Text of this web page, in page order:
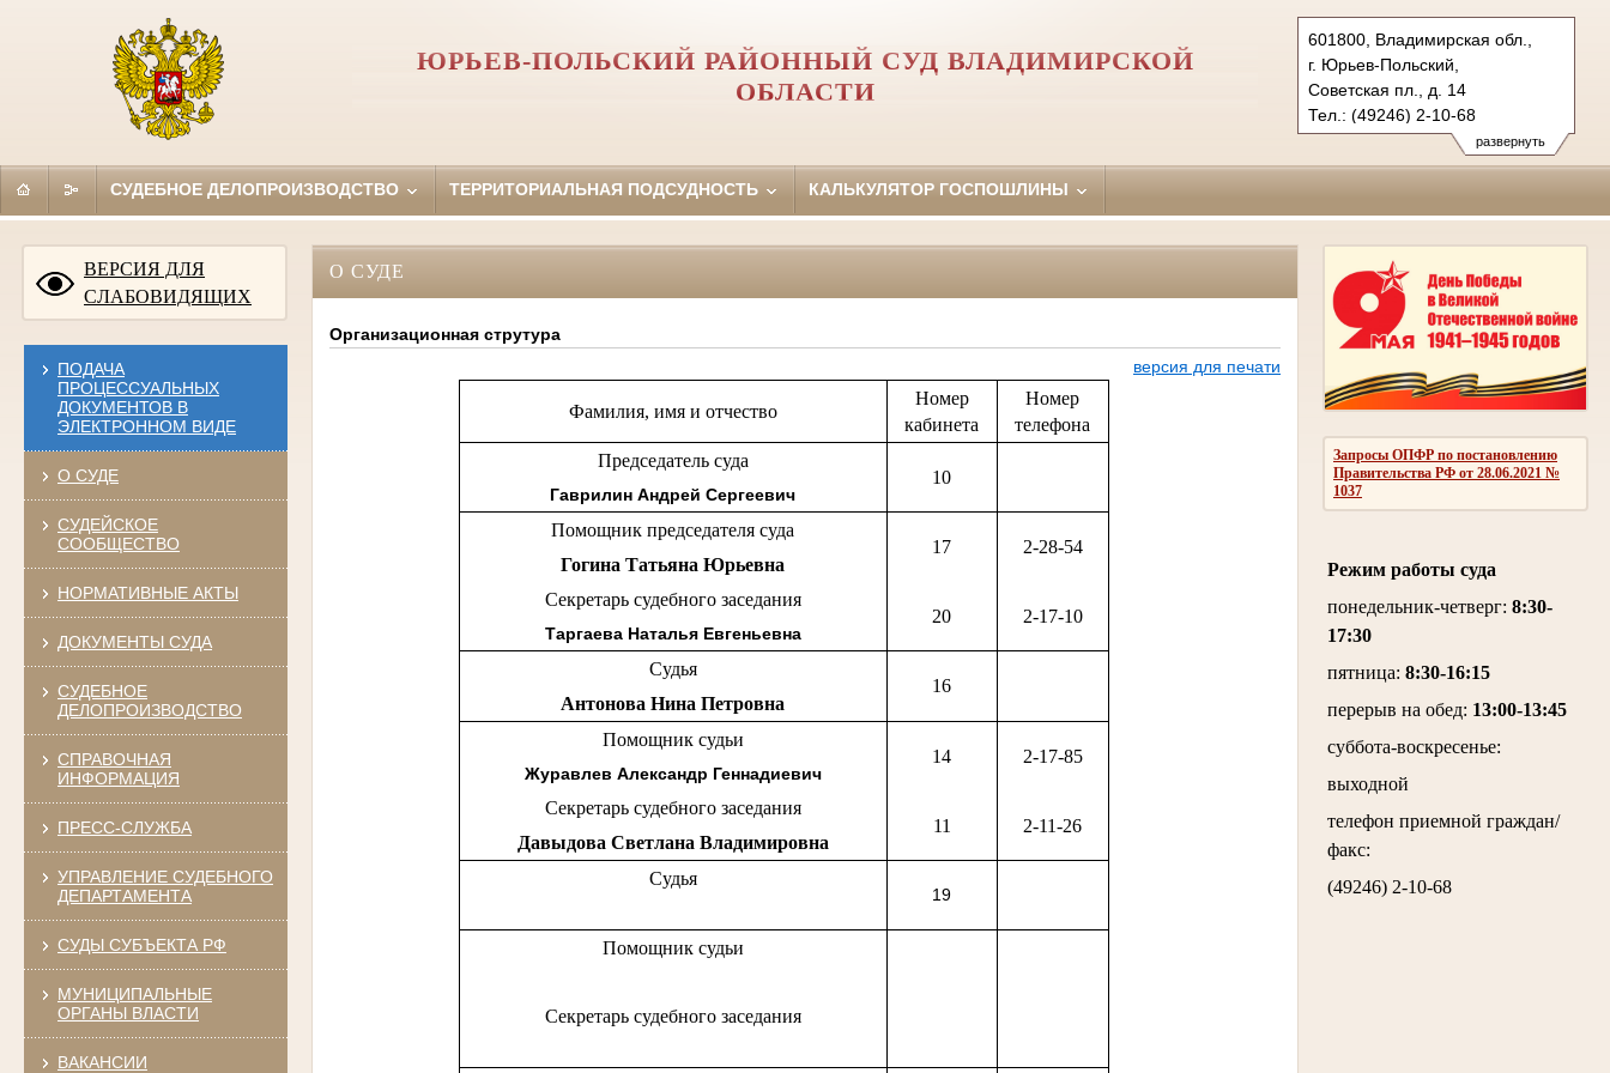
развернуть
601800, Владимирская обл.,
г. Юрьев-Польский,
Советская пл., д. 14
Тел.: (49246) 2-10-68
iuriev-polsky.wld@sudrf.ru
ЮРЬЕВ-ПОЛЬСКИЙ РАЙОННЫЙ СУД ВЛАДИМИРСКОЙ
ОБЛАСТИ
СУДЕБНОЕ ДЕЛОПРОИЗВОДСТВО ТЕРРИТОРИАЛЬНАЯ ПОДСУДНОСТЬ КАЛЬКУЛЯТОР ГОСПОШЛИНЫ
ВЕРСИЯ ДЛЯ
СЛАБОВИДЯЩИХ
ПОДАЧА
ПРОЦЕССУАЛЬНЫХ
ДОКУМЕНТОВ В
ЭЛЕКТРОННОМ ВИДЕ
О СУДЕ
СУДЕЙСКОЕ
СООБЩЕСТВО
НОРМАТИВНЫЕ АКТЫ
ДОКУМЕНТЫ СУДА
СУДЕБНОЕ
ДЕЛОПРОИЗВОДСТВО
СПРАВОЧНАЯ
ИНФОРМАЦИЯ
ПРЕСС-СЛУЖБА
УПРАВЛЕНИЕ СУДЕБНОГО
ДЕПАРТАМЕНТА
СУДЫ СУБЪЕКТА РФ
МУНИЦИПАЛЬНЫЕ
ОРГАНЫ ВЛАСТИ
ВАКАНСИИ
Запросы ОПФР по постановлению
Правительства РФ от 28.06.2021 №
1037
Режим работы суда
понедельник-четверг: 8:30-
17:30
пятница: 8:30-16:15
перерыв на обед: 13:00-13:45
суббота-воскресенье:
выходной
телефон приемной граждан/
факс:
(49246) 2-10-68
О СУДЕ
Организационная струтура
версия для печати
Фамилия, имя и отчество
Номер
кабинета
Номер
телефона
Председатель суда
Гаврилин Андрей Сергеевич
10
Помощник председателя суда
Гогина Татьяна Юрьевна
Секретарь судебного заседания
Таргаева Наталья Евгеньевна
17
20
2-28-54
2-17-10
Судья
Антонова Нина Петровна
16
Помощник судьи
Журавлев Александр Геннадиевич
Секретарь судебного заседания
Давыдова Светлана Владимировна
14
11
2-17-85
2-11-26
Судья
19
Помощник судьи
Секретарь судебного заседания